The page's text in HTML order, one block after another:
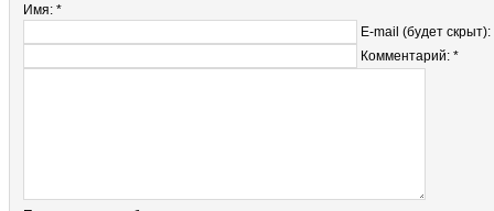
Имя: *
E-mail (будет скрыт):
Комментарий: *